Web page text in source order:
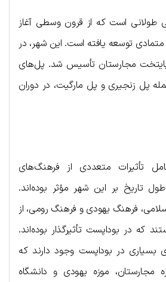
طولانی است که از قرون وسطی آغاز
توسعه یافته است. این شهر، در
عنوان پایتخت مجارستان تأسیس شد. پل‌های
پل زنجیری و پل مارگیت، در دوران
تأثیرات متعددی از فرهنگ‌های
تاریخ بر این شهر مؤثر بوده‌اند.
فرهنگ یهودی و فرهنگ رومی، از
که در بوداپست تأثیرگذار بوده‌اند.
بسیاری در بوداپست وجود دارند که
مجارستان، موزه یهودی و دانشگاه